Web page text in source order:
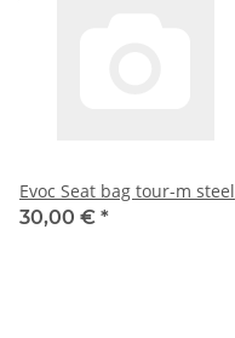
Evoc Seat bag tour-m steel
30,00 € *